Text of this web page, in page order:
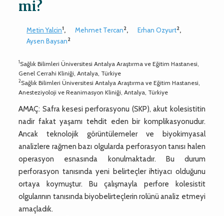
mi?
Metin Yalcin1, Mehmet Tercan2, Erhan Ozyurt2,
Aysen Baysan2
1Sağlık Bilimleri Üniversitesi Antalya Araştırma ve Eğitim Hastanesi,
Genel Cerrahi Kliniği, Antalya, Türkiye
2Sağlık Bilimleri Üniversitesi Antalya Araştırma ve Eğitim Hastanesi,
Anesteziyoloji ve Reanimasyon Kliniği, Antalya, Türkiye
AMAÇ: Safra kesesi perforasyonu (SKP), akut kolesistitin
nadir fakat yaşamı tehdit eden bir komplikasyonudur.
Ancak teknolojik görüntülemeler ve biyokimyasal
analizlere rağmen bazı olgularda perforasyon tanısı halen
operasyon esnasında konulmaktadır. Bu durum
perforasyon tanısında yeni belirteçler ihtiyacı olduğunu
ortaya koymuştur. Bu çalışmayla perfore kolesistit
olgularının tanısında biyobelirteçlerin rolünü analiz etmeyi
amaçladık.